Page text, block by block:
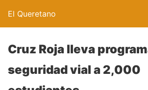
El Queretano
Cruz Roja lleva
seguridad vial a 2,000